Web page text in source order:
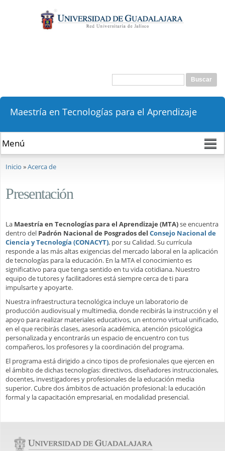
contenido
principal
Formulario de búsqueda
Buscar
Maestría en Tecnologías para el Aprendizaje
Inicio »Acerca de
Presentación
La Maestría en Tecnologías para el Aprendizaje (MTA)se encuentra
dentro del Padrón Nacional de Posgrados del Consejo Nacional de
Ciencia y Tecnología (CONACYT), por su Calidad. Su currícula
responde a las más altas exigencias del mercado laboral en la aplicación
de tecnologías para la educación. En la MTA el conocimiento es
significativo para que tenga sentido en tu vida cotidiana. Nuestro
equipo de tutores y facilitadores está siempre cerca de ti para
impulsarte y apoyarte.
Nuestra infraestructura tecnológica incluye un laboratorio de
producción audiovisual y multimedia, donde recibirás la instrucción y el
apoyo para realizar materiales educativos, un entorno virtual unificado,
en el que recibirás clases, asesoría académica, atención psicológica
personalizada y encontrarás un espacio de encuentro con tus
compañeros, los profesores y la coordinación del programa.
El programa está dirigido a cinco tipos de profesionales que ejercen en
el ámbito de dichas tecnologías: directivos, diseñadores instruccionales,
docentes, investigadores y profesionales de la educación media
superior. Cubre dos ámbitos de actuación profesional: la educación
formal y la capacitación empresarial, en modalidad presencial.